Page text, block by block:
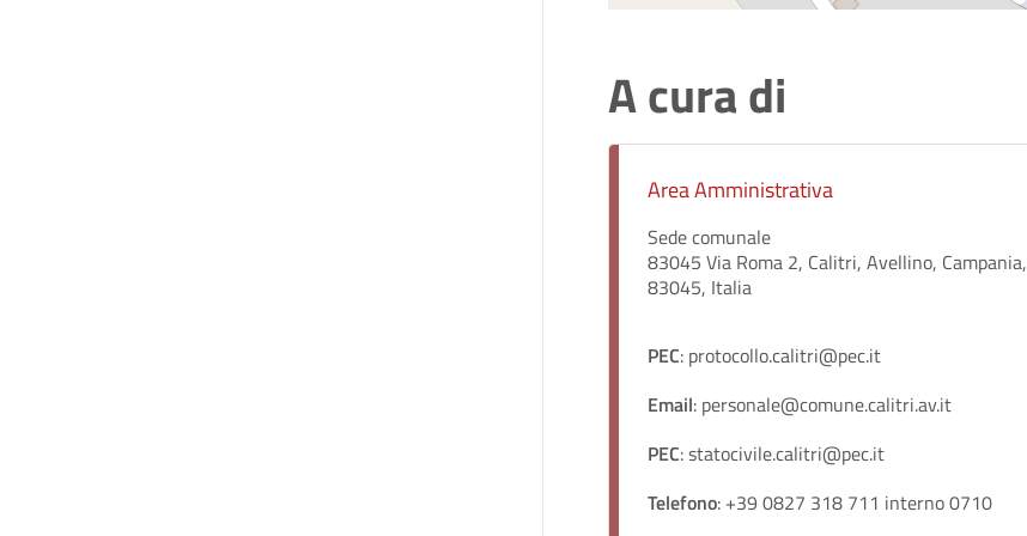
A cura di
Area Amministrativa
Sede comunale
83045 Via Roma 2, Calitri, Avellino, Campania,
83045, Italia
PEC: protocollo.calitri@pec.it
Email: personale@comune.calitri.av.it
PEC: statocivile.calitri@pec.it
Telefono: +39 0827 318 711 interno 0710